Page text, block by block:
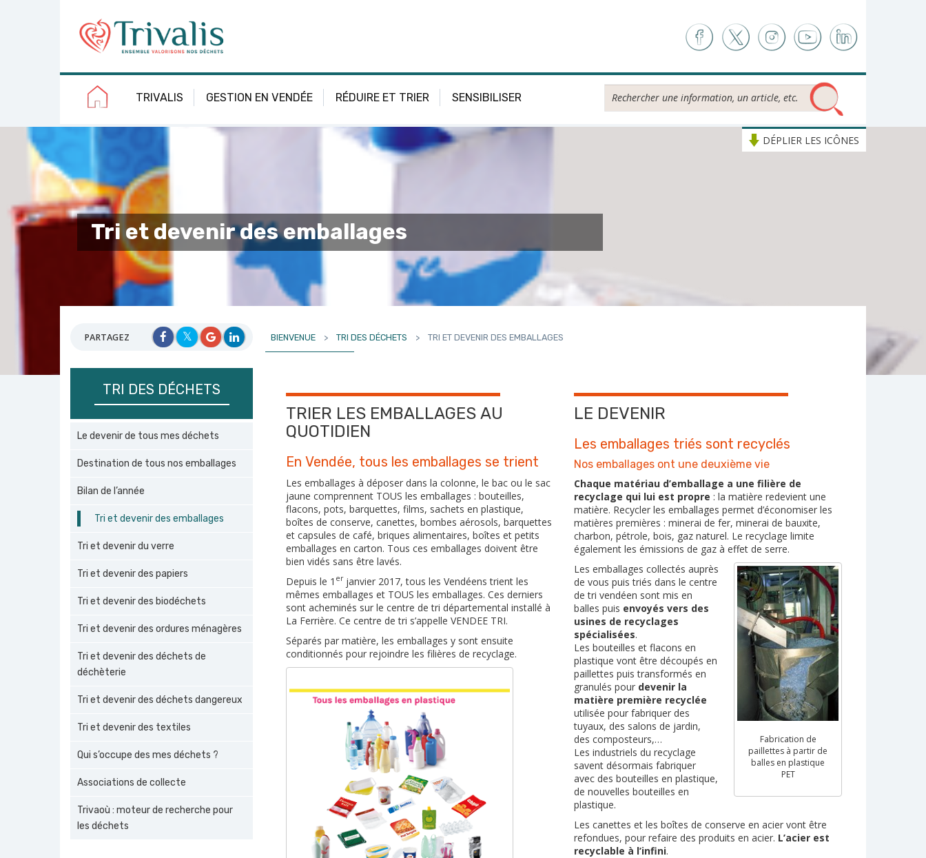
TRIVALIS GESTION EN VENDÉE RÉDUIRE ET TRIER SENSIBILISER Rechercher...
DÉPLIER LES ICÔNES
Tri et devenir des emballages
PARTAGEZ
TRI DES DÉCHETS
Le devenir de tous mes déchets
Destination de tous nos emballages
Bilan de l’année
Tri et devenir des emballages
Tri et devenir du verre
Tri et devenir des papiers
Tri et devenir des biodéchets
Tri et devenir des ordures ménagères
Tri et devenir des déchets de
déchèterie
Tri et devenir des déchets dangereux
Tri et devenir des textiles
Qui s’occupe des mes déchets ?
Associations de collecte
Trivaoù : moteur de recherche pour
les déchets
BIENVENUE > TRI DES DÉCHETS > TRI ET DEVENIR DES EMBALLAGES
TRIER LES EMBALLAGES AU
QUOTIDIEN
En Vendée, tous les emballages se trient
Les emballages à déposer dans la colonne, le bac ou le sac
jaune comprennent TOUS les emballages : bouteilles,
flacons, pots, barquettes, films, sachets en plastique,
boîtes de conserve, canettes, bombes aérosols, barquettes
et capsules de café, briques alimentaires, boîtes et petits
emballages en carton. Tous ces emballages doivent être
bien vidés sans être lavés.
Depuis le 1 erjanvier 2017, tous les Vendéens trient les
mêmes emballages et TOUS les emballages. Ces derniers
sont acheminés sur le centre de tri départemental installé à
La Ferrière. Ce centre de tri s’appelle VENDEE TRI.
Séparés par matière, les emballages y sont ensuite
conditionnés pour rejoindre les filières de recyclage.
LE DEVENIR
Les emballages triés sont recyclés
Nos emballages ont une deuxième vie
Chaque matériau d’emballage a une filière de
recyclage qui lui est propre : la matière redevient une
matière. Recycler les emballages permet d’économiser les
matières premières : minerai de fer, minerai de bauxite,
charbon, pétrole, bois, gaz naturel. Le recyclage limite
également les émissions de gaz à effet de serre.
Fabrication de
paillettes à partir de
balles en plastique
PET
Les emballages collectés auprès
de vous puis triés dans le centre
de tri vendéen sont mis en
balles puis envoyés vers des
usines de recyclages
spécialisées.
Les bouteilles et flacons en
plastique vont être découpés en
paillettes puis transformés en
granulés pour devenir la
matière première recyclée
utilisée pour fabriquer des
tuyaux, des salons de jardin,
des composteurs,…
Les industriels du recyclage
savent désormais fabriquer
avec des bouteilles en plastique,
de nouvelles bouteilles en
plastique.
Les canettes et les boîtes de conserve en acier vont être
refondues, pour refaire des produits en acier. L’acier est
recyclable à l’infini.